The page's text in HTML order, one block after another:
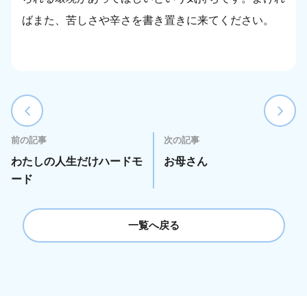
ばまた、苦しさや辛さを書き置きに来てください。
前の記事
わたしの人生だけハードモ
ード
次の記事
お母さん
一覧へ戻る